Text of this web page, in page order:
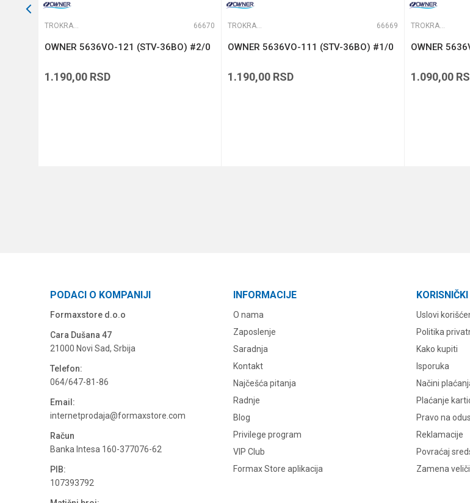
TROKRAKE I DVOKRAKE UDICE 66670
OWNER 5636VO-121 (STV-36BO) #2/0
1.190,00 RSD
TROKRAKE I DVOKRAKE UDICE 66669
OWNER 5636VO-111 (STV-36BO) #1/0
1.190,00 RSD
TROKRAKE I DVOKRAKE UDICE
OWNER
1.090,00
PODACI O KOMPANIJI
Formaxstore d.o.o
Cara Dušana 47
21000 Novi Sad, Srbija
Telefon:
064/647-81-86
Email:
internetprodaja@formaxstore.com
Račun
Banka Intesa 160-377076-62
PIB:
107393792
INFORMACIJE
O nama
Zaposlenje
Saradnja
Kontakt
Najčešća pitanja
Radnje
Blog
Privilege program
VIP Club
Formax Store aplikacija
Uslovi
Politika
Kako kupiti
Isporuka
Načini
Plaćanje
Pravo na
Reklamacije
Povraćaj
Zamena